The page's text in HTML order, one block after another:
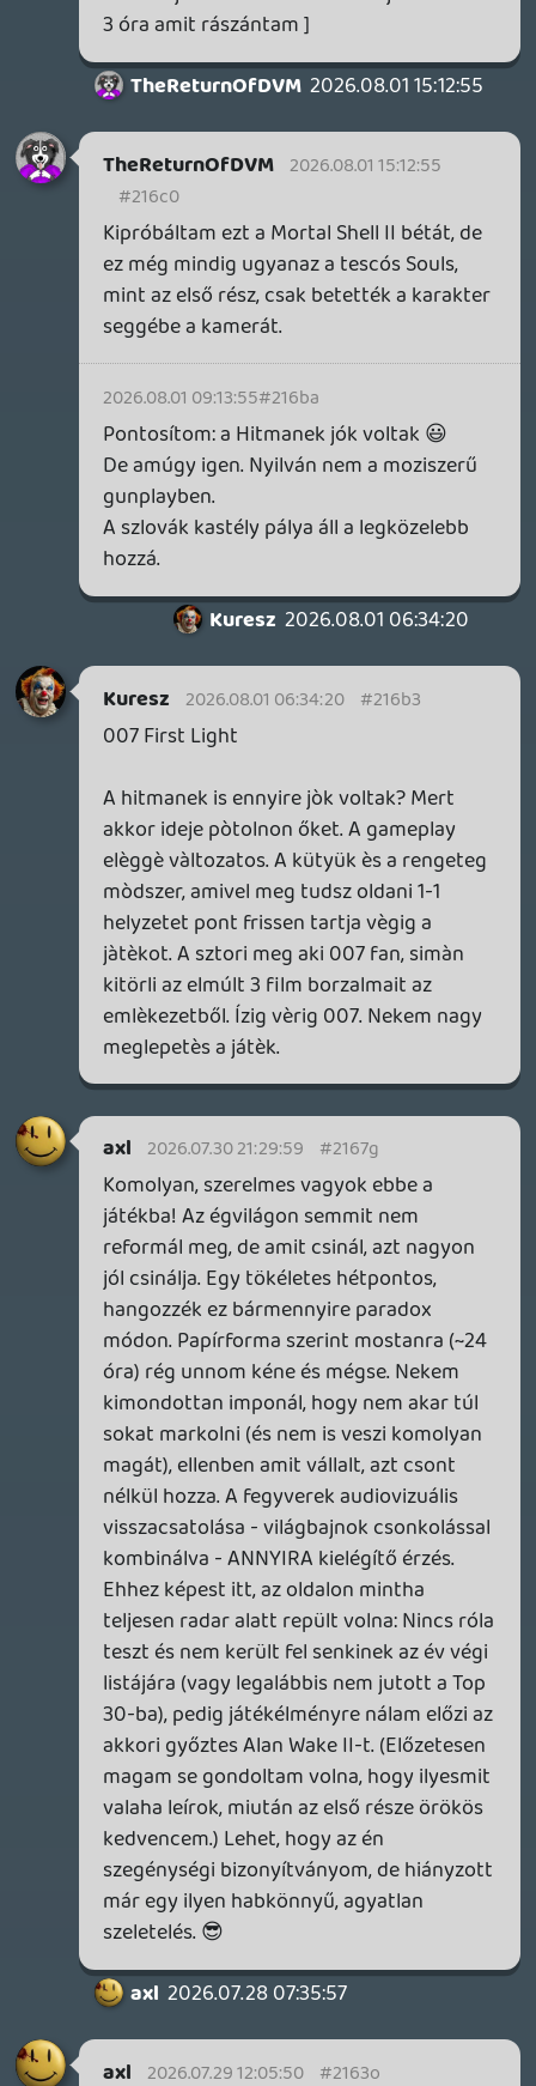
katasztrófa pusztította ki az emberiséget
és a természet szép lassan elkezdte
visszavenni a modern élettereket.
Melankolikus, de közben valahogy mégis
Plusz az említett környezeti
történetmesélés, amit szintén imádok, de
kevés helyen csinálják igazán jól. Amikor
elképzelni, pontosan mi történhetett,
milyen volt előtte, kik élhettek ott, de
senki nem dörgöli az orrod alá a választ,
legfeljebb morzsákból következtethetsz
Stadia HUN
2026.07.29 11:36:12
Stadia HUN
Köszi, elolvastam, amit írtál. A kinézet oké
(bár itt is biztos én vagyok a vaksi, de
semmi különöset nem látok még a PS5-
remake-ben sem). A sztori meg a
karakterek is elmennek, kb egy közepesen
Játékmenetben akkor egyetértünk, hogy
nem azzal váltja meg a világot.
Egynek jó, a sztori miatt végigviszem
szerintem, de nem nagyon nyert meg
@venom: így is diplomatikusan
fogalmaztam, nehogy megharagudjon itt
bárki 😃
axl 2026.07.29 11:22:33
2026.07.29 11:22:33 #21636
Attól függ, milyen elvárásokkal ülsz neki.
Én 2019-ben, PS4-en találkoztam a
játékkal a Remastered kiadás révén és
először nagyon dühös voltam rá, mert
aminek fel volt hájpolva. Másodjára, mikor
már pontosan tudtam, hogy mire
erősségeire - a korához képest gyönyörű
grafikára, kiváló vizuális dizájnra, finoman
adagolt környezeti történetmesélésre, a
linearitás ellenére szerteágazó
pályatervezésre, jó színészi játékra és a
karakterek közti dinamikára - fókuszáltam,
elkezdett nagyon tetszeni. Amúgy pedig
tipikus hetedik generációs cím, ami
játékmenetben kb. ugyanazt nyújtja, mint
egy hatodik generációs, csak sokkal szebb.
Annak idején itt írtam róla hosszabban:
gamer365.hu
(Szégyentelen önreklám, tudom. 🙂 )
Stadia HUN 2026.07.29 11:07:26
TheReturnOfDVM 2026.07.29 11:20:32
#21632
Rosszul latod, mert a gameplay ps1 szint
Stadia HUN 2026.07.29 11:07:26
Stadia HUN 2026.07.29 11:07:26 #21630
Most, hogy megemlítetted a játékot,
kedvet kaptam hozzá (sosem játszottam
egyik részt sem) és kipróbáltam tegnap
este. A jelenetek rendben vannak, de a
gameplayt csak én látom PS2-szintűnek?
Szokás szerint ufónak érzem magam...
mások meg erre mondják, hogy a világ
egyik legjobb játéka? A lehető
benne? Valaki világosítson fel légyszi. 🙂